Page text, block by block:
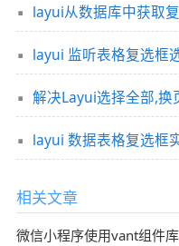
layui从数据库中获取
layui 监听表格复选框
layui 数据表格复选框
相关文章
微信小程序使用vant组件